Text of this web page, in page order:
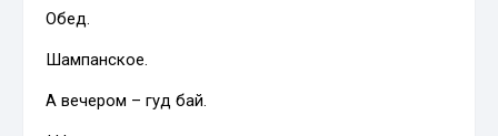
Обед.
Шампанское.
А вечером – гуд бай.